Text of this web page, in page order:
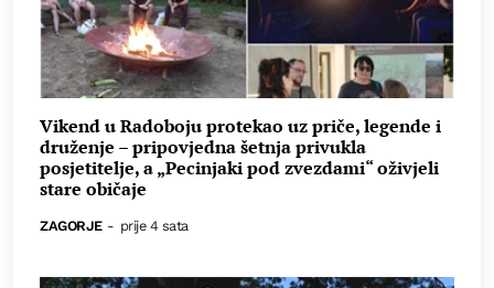
Vikend u Radoboju protekao uz priče, legende i
druženje – pripovjedna šetnja privukla
posjetitelje, a „Pecinjaki pod zvezdami“ oživjeli
stare običaje
ZAGORJE - prije 4 sata